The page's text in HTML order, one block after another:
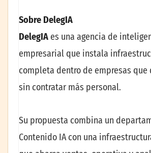
Sobre DelegIA
DelegIA es una agencia de
empresarial que instala
completa dentro de empresas que
sin contratar más personal.
Su propuesta combina un
Contenido IA con una